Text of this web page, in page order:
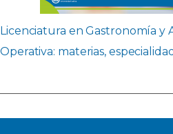
Licenciatura en Gastronomía y
Operativa: materias,